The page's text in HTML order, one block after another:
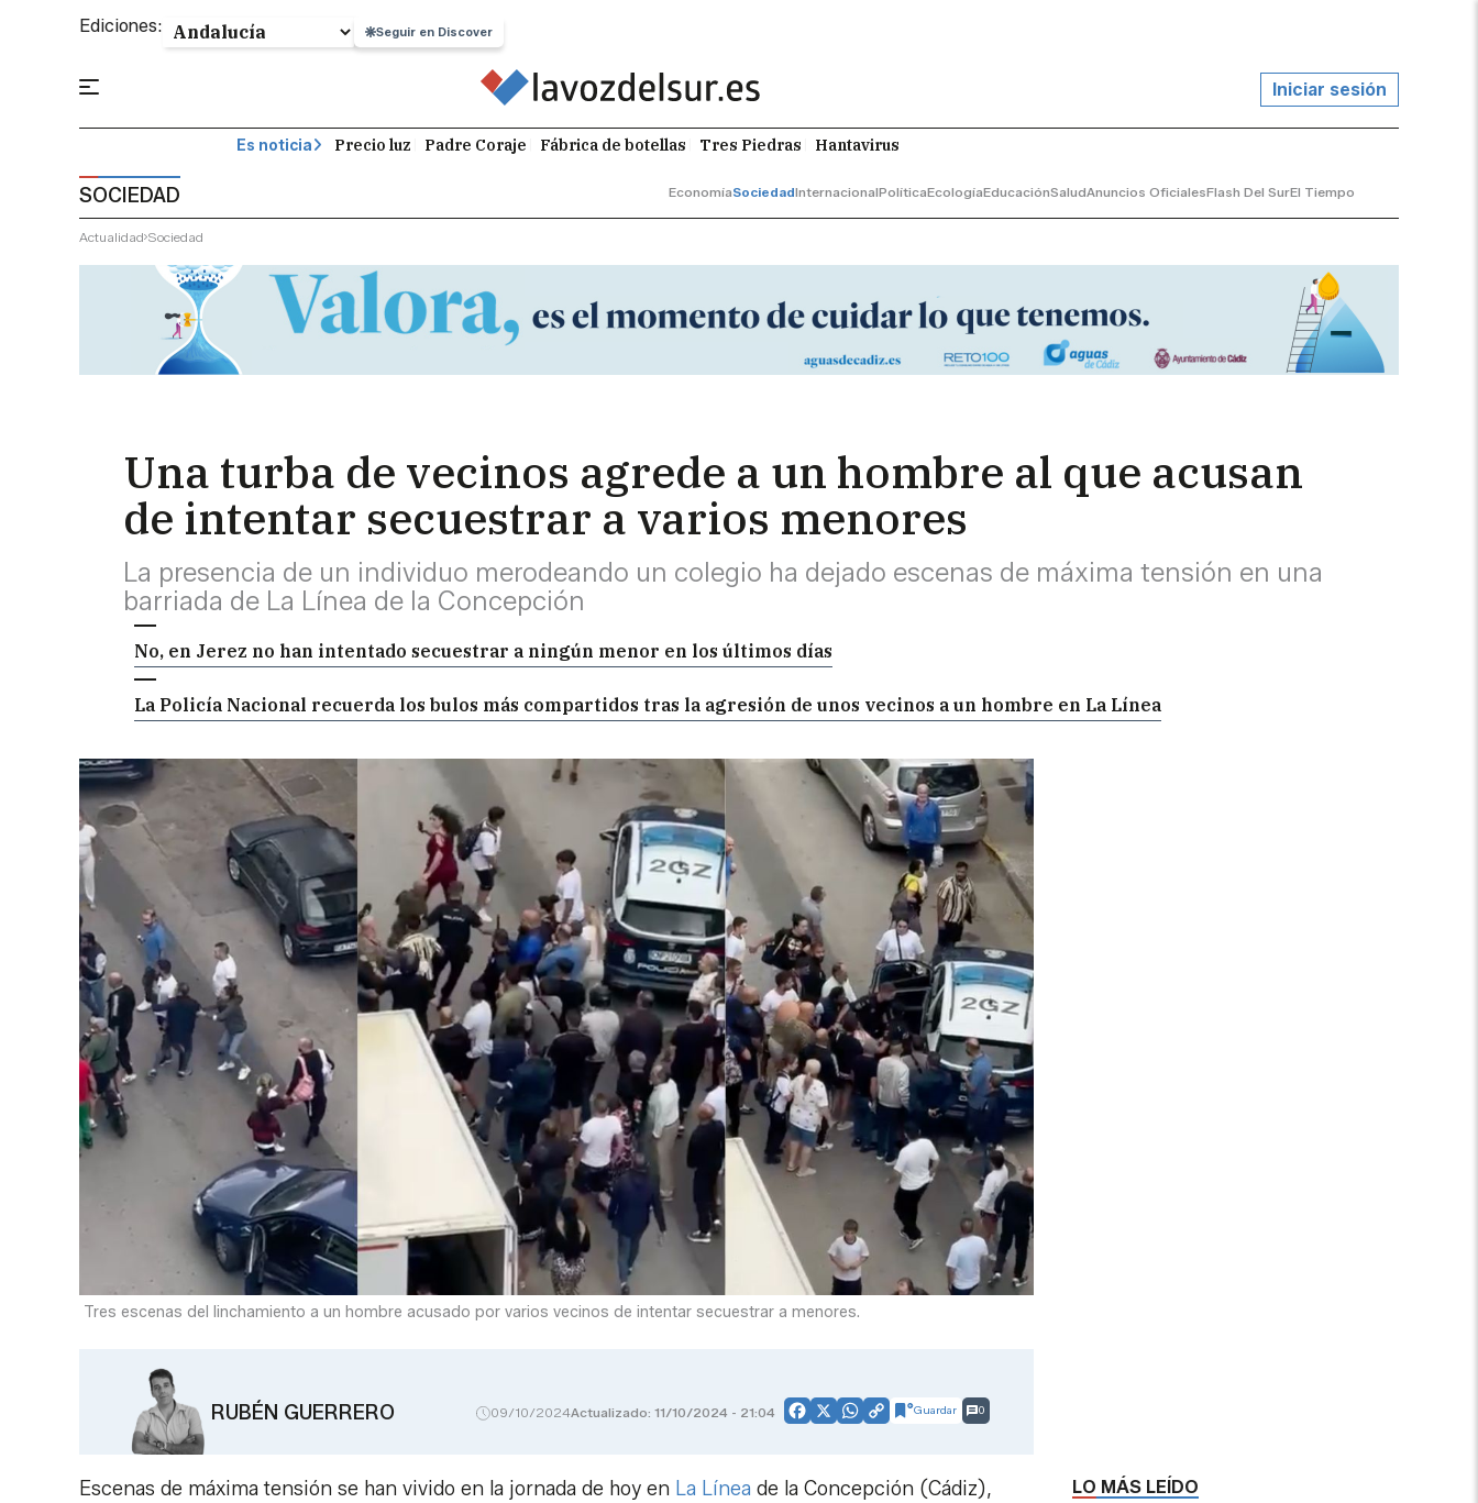
Ediciones: Seguir en Discover
Iniciar sesión
Es noticia Precio luz Padre Coraje Fábrica de botellas Tres Piedras Hantavirus
SOCIEDAD EconomíaSociedadInternacionalPolíticaEcologíaEducaciónSaludAnuncios OficialesFlash Del SurEl Tiempo
Actualidad Sociedad
Una turba de vecinos agrede a un hombre al que acusan
de intentar secuestrar a varios menores
La presencia de un individuo merodeando un colegio ha dejado escenas de máxima tensión en una
barriada de La Línea de la Concepción
No, en Jerez no han intentado secuestrar a ningún menor en los últimos días
La Policía Nacional recuerda los bulos más compartidos tras la agresión de unos vecinos a un hombre en La Línea
LO MÁS LEÍDO
Tres escenas del linchamiento a un hombre acusado por varios vecinos de intentar secuestrar a menores.
RUBÉN GUERRERO 09/10/2024Actualizado: 11/10/2024 - 21:04 Facebook
X WhatsApp
CopyGuardar 0
Escenas de máxima tensión se han vivido en la jornada de hoy en La Línea de la Concepción (Cádiz),